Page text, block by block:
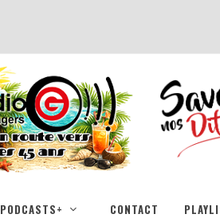
PODCASTS+ CONTACT